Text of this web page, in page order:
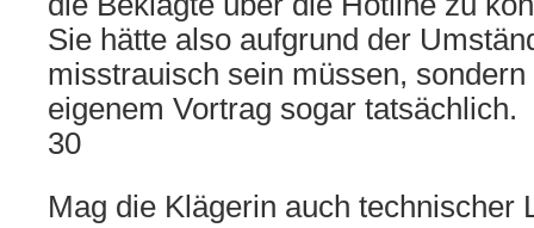
Sie hätte also aufgrund der
misstrauisch sein müssen,
eigenem Vortrag sogar tatsächlich.
30
Mag die Klägerin auch technischer